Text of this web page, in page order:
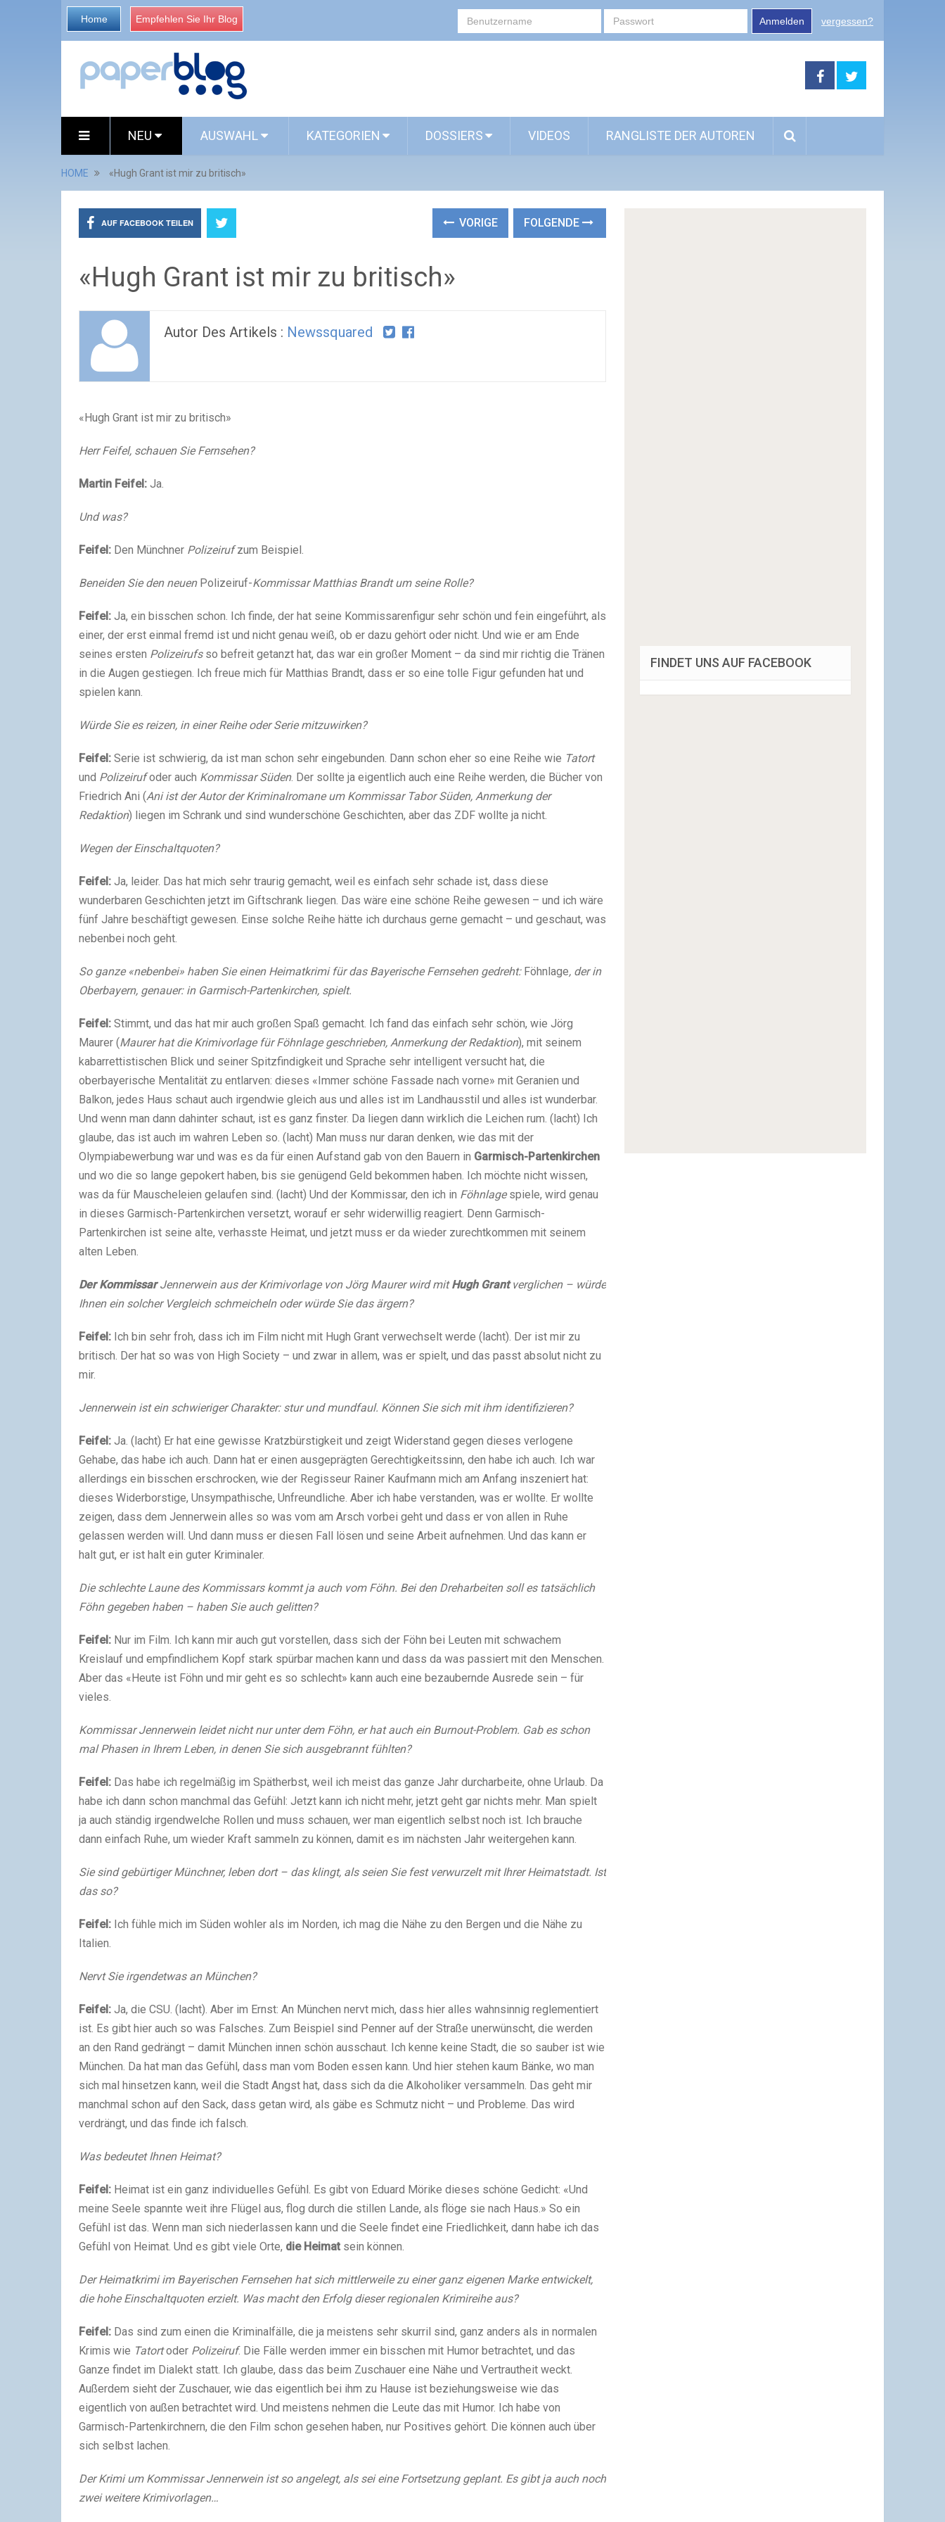
Home Empfehlen Sie Ihr Blog Anmelden vergessen?
NEU AUSWAHL KATEGORIEN DOSSIERS VIDEOS RANGLISTE DER AUTOREN
HOME «Hugh Grant ist mir zu britisch»
AUF FACEBOOK TEILEN VORIGE FOLGENDE
«Hugh Grant ist mir zu britisch»
Autor Des Artikels : Newssquared
«Hugh Grant ist mir zu britisch»
Herr Feifel, schauen Sie Fernsehen?
Martin Feifel: Ja.
Und was?
Feifel: Den Münchner Polizeirufzum Beispiel.
Beneiden Sie den neuenPolizeiruf-Kommissar Matthias Brandt um seine Rolle?
Feifel: Ja, ein bisschen schon. Ich finde, der hat seine Kommissarenfigur sehr schön und fein eingeführt, als
einer, der erst einmal fremd ist und nicht genau weiß, ob er dazu gehört oder nicht. Und wie er am Ende
seines ersten Polizeirufsso befreit getanzt hat, das war ein großer Moment – da sind mir richtig die Tränen
in die Augen gestiegen. Ich freue mich für Matthias Brandt, dass er so eine tolle Figur gefunden hat und
spielen kann.
Würde Sie es reizen, in einer Reihe oder Serie mitzuwirken?
Feifel: Serie ist schwierig, da ist man schon sehr eingebunden. Dann schon eher so eine Reihe wie Tatort
und Polizeirufoder auch Kommissar Süden. Der sollte ja eigentlich auch eine Reihe werden, die Bücher von
Friedrich Ani (Ani ist der Autor der Kriminalromane um Kommissar Tabor Süden, Anmerkung der
Redaktion) liegen im Schrank und sind wunderschöne Geschichten, aber das ZDF wollte ja nicht.
Wegen der Einschaltquoten?
Feifel: Ja, leider. Das hat mich sehr traurig gemacht, weil es einfach sehr schade ist, dass diese
wunderbaren Geschichten jetzt im Giftschrank liegen. Das wäre eine schöne Reihe gewesen – und ich wäre
fünf Jahre beschäftigt gewesen. Einse solche Reihe hätte ich durchaus gerne gemacht – und geschaut, was
nebenbei noch geht.
So ganze «nebenbei» haben Sie einen Heimatkrimi für das Bayerische Fernsehen gedreht:Föhnlage, der in
Oberbayern, genauer: in Garmisch-Partenkirchen, spielt.
Feifel: Stimmt, und das hat mir auch großen Spaß gemacht. Ich fand das einfach sehr schön, wie Jörg
Maurer (Maurer hat die Krimivorlage für Föhnlage geschrieben, Anmerkung der Redaktion), mit seinem
kabarrettistischen Blick und seiner Spitzfindigkeit und Sprache sehr intelligent versucht hat, die
oberbayerische Mentalität zu entlarven: dieses «Immer schöne Fassade nach vorne» mit Geranien und
Balkon, jedes Haus schaut auch irgendwie gleich aus und alles ist im Landhausstil und alles ist wunderbar.
Und wenn man dann dahinter schaut, ist es ganz finster. Da liegen dann wirklich die Leichen rum. (lacht) Ich
glaube, das ist auch im wahren Leben so. (lacht) Man muss nur daran denken, wie das mit der
Olympiabewerbung war und was es da für einen Aufstand gab von den Bauern in Garmisch-Partenkirchen
und wo die so lange gepokert haben, bis sie genügend Geld bekommen haben. Ich möchte nicht wissen,
was da für Mauscheleien gelaufen sind. (lacht) Und der Kommissar, den ich in Föhnlagespiele, wird genau
in dieses Garmisch-Partenkirchen versetzt, worauf er sehr widerwillig reagiert. Denn Garmisch-
Partenkirchen ist seine alte, verhasste Heimat, und jetzt muss er da wieder zurechtkommen mit seinem
alten Leben.
Der KommissarJennerwein aus der Krimivorlage von Jörg Maurer wird mitHugh Grantverglichen – würde
Ihnen ein solcher Vergleich schmeicheln oder würde Sie das ärgern?
Feifel: Ich bin sehr froh, dass ich im Film nicht mit Hugh Grant verwechselt werde (lacht). Der ist mir zu
britisch. Der hat so was von High Society – und zwar in allem, was er spielt, und das passt absolut nicht zu
mir.
Jennerwein ist ein schwieriger Charakter: stur und mundfaul. Können Sie sich mit ihm identifizieren?
Feifel: Ja. (lacht) Er hat eine gewisse Kratzbürstigkeit und zeigt Widerstand gegen dieses verlogene
Gehabe, das habe ich auch. Dann hat er einen ausgeprägten Gerechtigkeitssinn, den habe ich auch. Ich war
allerdings ein bisschen erschrocken, wie der Regisseur Rainer Kaufmann mich am Anfang inszeniert hat:
dieses Widerborstige, Unsympathische, Unfreundliche. Aber ich habe verstanden, was er wollte. Er wollte
zeigen, dass dem Jennerwein alles so was vom am Arsch vorbei geht und dass er von allen in Ruhe
gelassen werden will. Und dann muss er diesen Fall lösen und seine Arbeit aufnehmen. Und das kann er
halt gut, er ist halt ein guter Kriminaler.
Die schlechte Laune des Kommissars kommt ja auch vom Föhn. Bei den Dreharbeiten soll es tatsächlich
Föhn gegeben haben – haben Sie auch gelitten?
Feifel: Nur im Film. Ich kann mir auch gut vorstellen, dass sich der Föhn bei Leuten mit schwachem
Kreislauf und empfindlichem Kopf stark spürbar machen kann und dass da was passiert mit den Menschen.
Aber das «Heute ist Föhn und mir geht es so schlecht» kann auch eine bezaubernde Ausrede sein – für
vieles.
Kommissar Jennerwein leidet nicht nur unter dem Föhn, er hat auch ein Burnout-Problem. Gab es schon
mal Phasen in Ihrem Leben, in denen Sie sich ausgebrannt fühlten?
Feifel: Das habe ich regelmäßig im Spätherbst, weil ich meist das ganze Jahr durcharbeite, ohne Urlaub. Da
habe ich dann schon manchmal das Gefühl: Jetzt kann ich nicht mehr, jetzt geht gar nichts mehr. Man spielt
ja auch ständig irgendwelche Rollen und muss schauen, wer man eigentlich selbst noch ist. Ich brauche
dann einfach Ruhe, um wieder Kraft sammeln zu können, damit es im nächsten Jahr weitergehen kann.
Sie sind gebürtiger Münchner, leben dort – das klingt, als seien Sie fest verwurzelt mit Ihrer Heimatstadt. Ist
das so?
Feifel: Ich fühle mich im Süden wohler als im Norden, ich mag die Nähe zu den Bergen und die Nähe zu
Italien.
Nervt Sie irgendetwas an München?
Feifel: Ja, die CSU. (lacht). Aber im Ernst: An München nervt mich, dass hier alles wahnsinnig reglementiert
ist. Es gibt hier auch so was Falsches. Zum Beispiel sind Penner auf der Straße unerwünscht, die werden
an den Rand gedrängt – damit München innen schön ausschaut. Ich kenne keine Stadt, die so sauber ist wie
München. Da hat man das Gefühl, dass man vom Boden essen kann. Und hier stehen kaum Bänke, wo man
sich mal hinsetzen kann, weil die Stadt Angst hat, dass sich da die Alkoholiker versammeln. Das geht mir
manchmal schon auf den Sack, dass getan wird, als gäbe es Schmutz nicht – und Probleme. Das wird
verdrängt, und das finde ich falsch.
Was bedeutet Ihnen Heimat?
Feifel: Heimat ist ein ganz individuelles Gefühl. Es gibt von Eduard Mörike dieses schöne Gedicht: «Und
meine Seele spannte weit ihre Flügel aus, flog durch die stillen Lande, als flöge sie nach Haus.» So ein
Gefühl ist das. Wenn man sich niederlassen kann und die Seele findet eine Friedlichkeit, dann habe ich das
Gefühl von Heimat. Und es gibt viele Orte, die Heimat sein können.
Der Heimatkrimi im Bayerischen Fernsehen hat sich mittlerweile zu einer ganz eigenen Marke entwickelt,
die hohe Einschaltquoten erzielt. Was macht den Erfolg dieser regionalen Krimireihe aus?
Feifel: Das sind zum einen die Kriminalfälle, die ja meistens sehr skurril sind, ganz anders als in normalen
Krimis wie Tatortoder Polizeiruf. Die Fälle werden immer ein bisschen mit Humor betrachtet, und das
Ganze findet im Dialekt statt. Ich glaube, dass das beim Zuschauer eine Nähe und Vertrautheit weckt.
Außerdem sieht der Zuschauer, wie das eigentlich bei ihm zu Hause ist beziehungsweise wie das
eigentlich von außen betrachtet wird. Und meistens nehmen die Leute das mit Humor. Ich habe von
Garmisch-Partenkirchnern, die den Film schon gesehen haben, nur Positives gehört. Die können auch über
sich selbst lachen.
Der Krimi um Kommissar Jennerwein ist so angelegt, als sei eine Fortsetzung geplant. Es gibt ja auch noch
zwei weitere Krimivorlagen…
FINDET UNS AUF FACEBOOK